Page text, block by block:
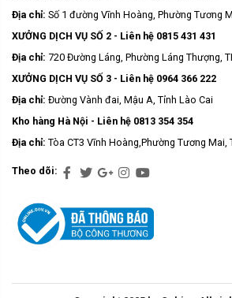
Địa chỉ: Số 1 đường Vĩnh Hoàng, Phường Tương
XƯỞNG DỊCH VỤ SỐ 2 - Liên hệ 0815 431 431
Địa chỉ: 720 Đường Láng, Phường Láng Thượng,
XƯỞNG DỊCH VỤ SỐ 3 - Liên hệ 0964 366 222
Địa chỉ: Đường Vành đai, Mậu A, Tỉnh Lào Cai
Kho hàng Hà Nội - Liên hệ 0813 354 354
Địa chỉ: Tòa CT3 Vĩnh Hoàng,Phường Tương Mai,
Theo dõi: